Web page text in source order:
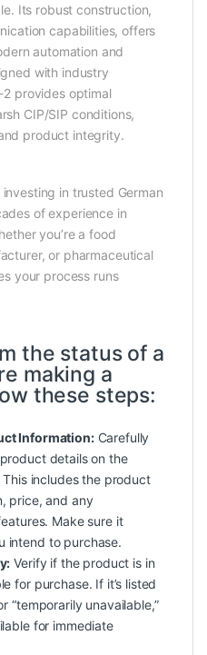
Its robust construction,
capabilities, offers
automation and
with industry
2 provides optimal
CIP/SIP conditions,
product integrity.
in trusted German
of experience in
you’re a food
or pharmaceutical
your process runs
the status of a
making a
these steps:
Information:Carefully
details on the
includes the product
price, and any
Make sure it
intend to purchase.
Verify if the product is in
for purchase. If it’s listed
“temporarily unavailable,”
for immediate